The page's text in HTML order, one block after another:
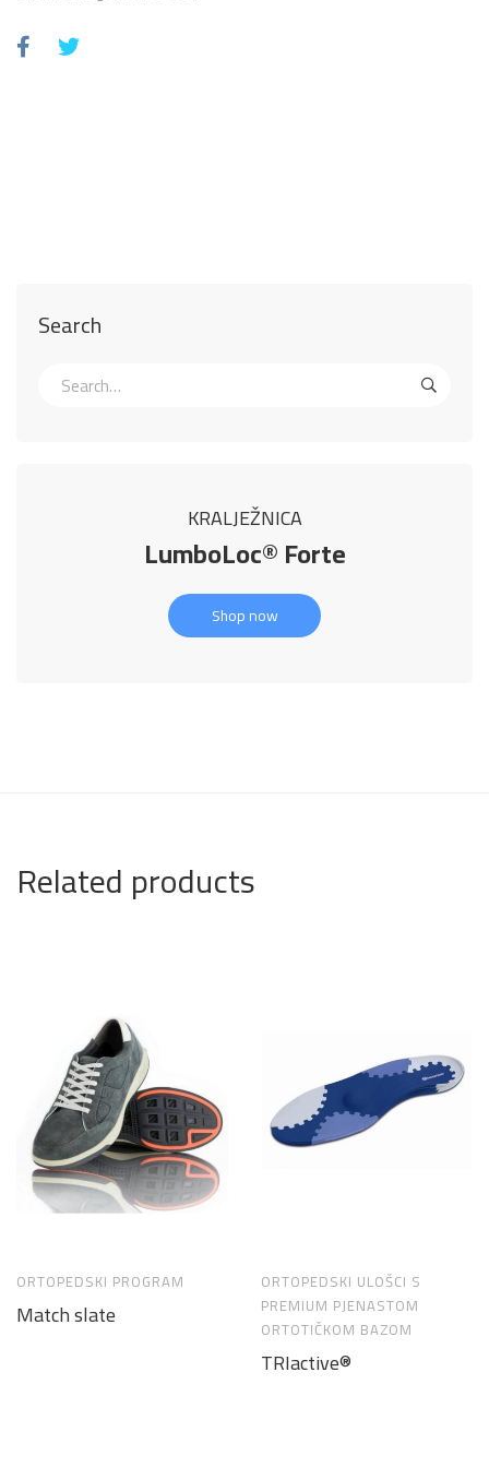
Search
KRALJEŽNICA
LumboLoc® Forte
Shop now
Related products
ORTOPEDSKI PROGRAM
Match slate
ORTOPEDSKI ULOŠCI S
PREMIUM PJENASTOM
ORTOTIČKOM BAZOM
TRIactive®